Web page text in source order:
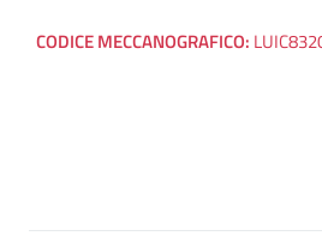
CODICE MECCANOGRAFICO: